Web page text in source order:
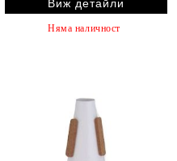
Виж детайли
Няма наличност